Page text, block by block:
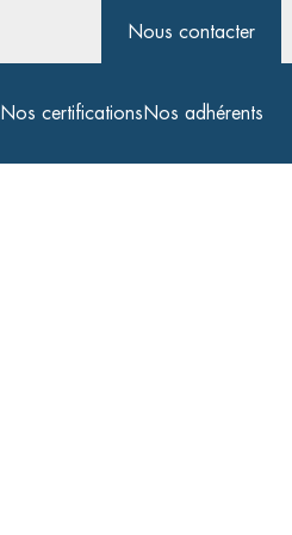
Nous contacter
Nos certificationsNos adhérents